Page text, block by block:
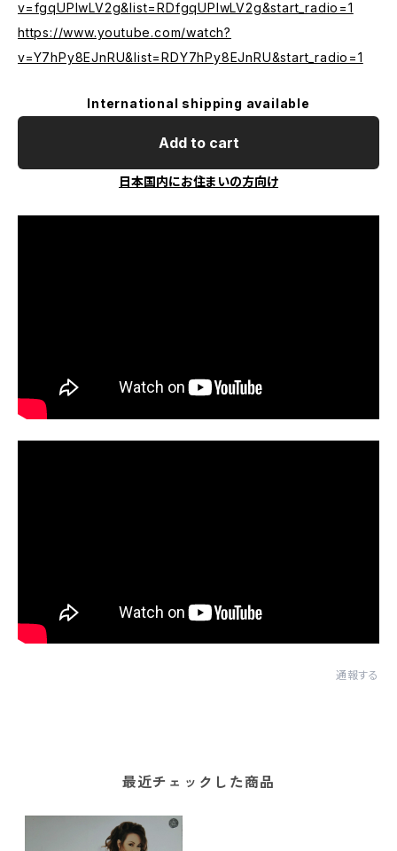
v=fgqUPIwLV2g&list=RDfgqUPIwLV2g&start_radio=1
https://www.youtube.com/watch?
v=Y7hPy8EJnRU&list=RDY7hPy8EJnRU&start_radio=1
International shipping available
Add to cart
日本国内にお住まいの方向け
通報する
最近チェックした商品